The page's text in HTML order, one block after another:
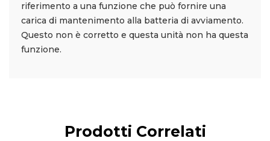
riferimento a una funzione che può fornire una
carica di mantenimento alla batteria di avviamento.
Questo non è corretto e questa unità non ha questa
funzione.
Prodotti Correlati